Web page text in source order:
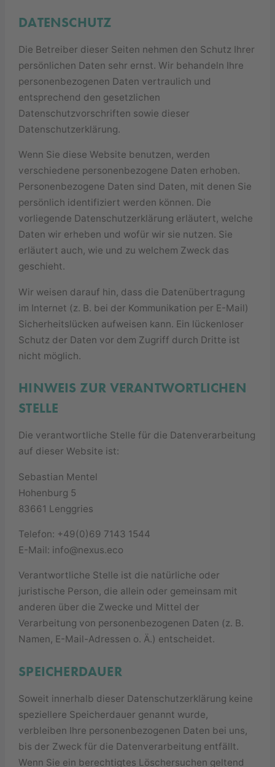
DATENSCHUTZ
Die Betreiber dieser Seiten nehmen den Schutz Ihrer
persönlichen Daten sehr ernst. Wir behandeln Ihre
personenbezogenen Daten vertraulich und
entsprechend den gesetzlichen
Datenschutzvorschriften sowie dieser
Datenschutzerklärung.
Wenn Sie diese Website benutzen, werden
verschiedene personenbezogene Daten erhoben.
Personenbezogene Daten sind Daten, mit denen Sie
persönlich identifiziert werden können. Die
vorliegende Datenschutzerklärung erläutert, welche
Daten wir erheben und wofür wir sie nutzen. Sie
erläutert auch, wie und zu welchem Zweck das
geschieht.
Wir weisen darauf hin, dass die Datenübertragung
im Internet (z. B. bei der Kommunikation per E-Mail)
Sicherheitslücken aufweisen kann. Ein lückenloser
Schutz der Daten vor dem Zugriff durch Dritte ist
nicht möglich.
HINWEIS ZUR VERANTWORTLICHEN
STELLE
Die verantwortliche Stelle für die Datenverarbeitung
auf dieser Website ist:
Sebastian Mentel
Hohenburg 5
83661 Lenggries
Telefon: +49(0)69 7143 1544
E-Mail: info@nexus.eco
Verantwortliche Stelle ist die natürliche oder
juristische Person, die allein oder gemeinsam mit
anderen über die Zwecke und Mittel der
Verarbeitung von personenbezogenen Daten (z. B.
Namen, E-Mail-Adressen o. Ä.) entscheidet.
SPEICHERDAUER
Soweit innerhalb dieser Datenschutzerklärung keine
speziellere Speicherdauer genannt wurde,
verbleiben Ihre personenbezogenen Daten bei uns,
bis der Zweck für die Datenverarbeitung entfällt.
Wenn Sie ein berechtigtes Löschersuchen geltend